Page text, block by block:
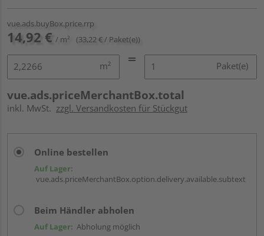
vue.ads.buyBox.price.rrp
14,92 € / m² (33,22 € / Paket(e))
m² Paket(e)
vue.ads.priceMerchantBox.total
inkl. MwSt. zzgl. Versandkosten für Stückgut
Online bestellen
Auf Lager:
vue.ads.priceMerchantBox.option.delivery.available.subtext
Beim Händler abholen
Auf Lager: Abholung möglich